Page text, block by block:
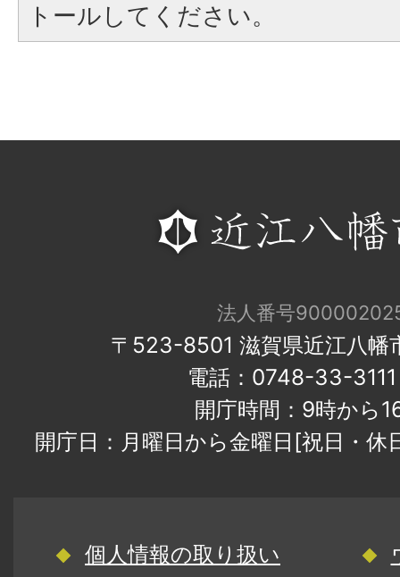
トールしてください。
法人番号
〒523-8501 滋賀県近江八幡
電話：0748-33-
開庁時間：9時から
開庁日：月曜日から金曜日[祝日・
個人情報の取り扱い